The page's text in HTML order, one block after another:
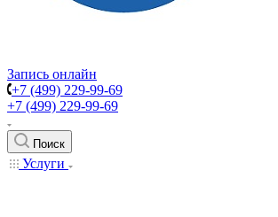
Запись онлайн
+7 (499) 229-99-69
+7 (499) 229-99-69
Поиск
Услуги